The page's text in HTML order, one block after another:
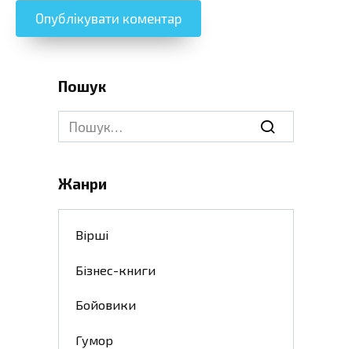
Пошук
Search
for:
Жанри
Вірші
Бізнес-книги
Бойовики
Гумор